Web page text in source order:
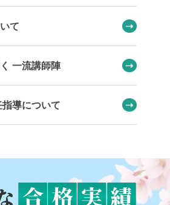
て
一流講師陣
導について